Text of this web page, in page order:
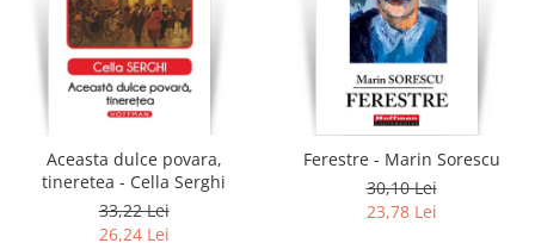
Aceasta dulce povara,
tineretea - Cella Serghi
33,22 Lei
26,24 Lei
Ferestre - Marin Sorescu
30,10 Lei
23,78 Lei